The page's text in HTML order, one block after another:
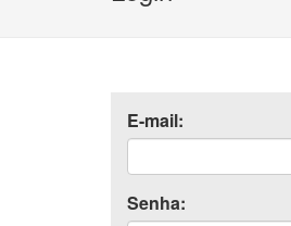
E-mail:
Senha: